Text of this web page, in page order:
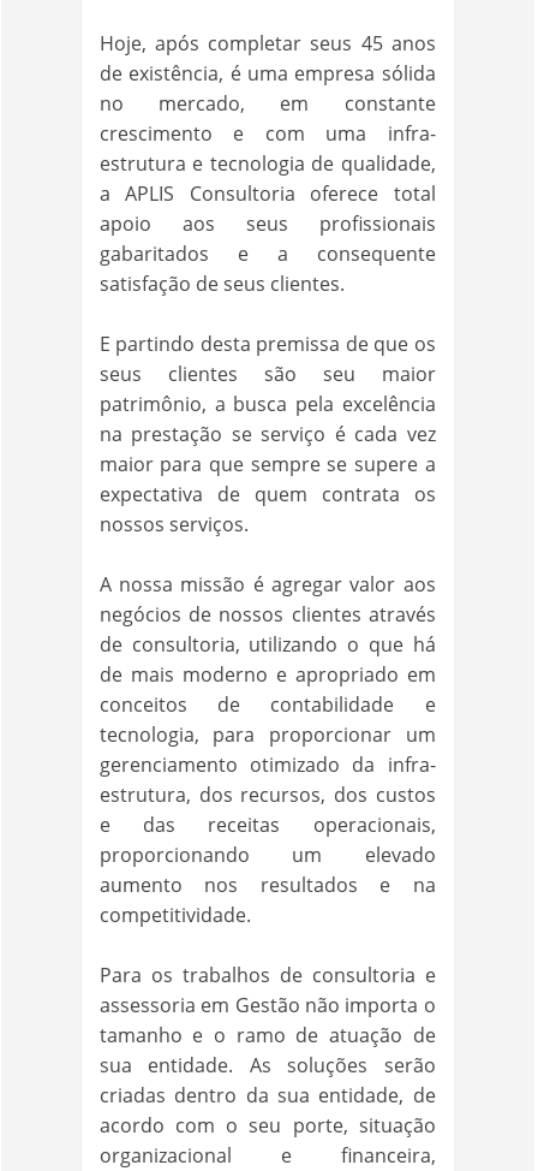
Hoje, após completar seus 45 anos
de existência, é uma empresa sólida
no mercado, em constante
crescimento e com uma infra-
estrutura e tecnologia de qualidade,
a APLIS Consultoria oferece total
apoio aos seus profissionais
gabaritados e a consequente
satisfação de seus clientes.
E partindo desta premissa de que os
seus clientes são seu maior
patrimônio, a busca pela excelência
na prestação se serviço é cada vez
maior para que sempre se supere a
expectativa de quem contrata os
nossos serviços.
A nossa missão é agregar valor aos
negócios de nossos clientes através
de consultoria, utilizando o que há
de mais moderno e apropriado em
conceitos de contabilidade e
tecnologia, para proporcionar um
gerenciamento otimizado da infra-
estrutura, dos recursos, dos custos
e das receitas operacionais,
proporcionando um elevado
aumento nos resultados e na
competitividade.
Para os trabalhos de consultoria e
assessoria em Gestão não importa o
tamanho e o ramo de atuação de
sua entidade. As soluções serão
criadas dentro da sua entidade, de
acordo com o seu porte, situação
organizacional e financeira,